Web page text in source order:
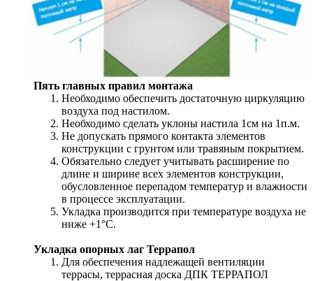
Пять главных правил монтажа
Необходимо обеспечить достаточную циркуляцию
воздуха под настилом.
Необходимо сделать уклоны настила 1см на 1п.м.
Не допускать прямого контакта элементов
конструкции с грунтом или травяным покрытием.
Обязательно следует учитывать расширение по
длине и ширине всех элементов конструкции,
обусловленное перепадом температур и влажности
в процессе эксплуатации.
Укладка производится при температуре воздуха не
ниже +1°С.
Укладка опорных лаг Террапол
Для обеспечения надлежащей вентиляции
террасы, террасная доска ДПК ТЕРРАПОЛ